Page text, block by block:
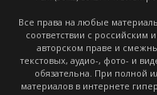
Все права на любые
соответствии с российским
авторском праве и
текстовых, аудио-, фото- и
обязательна. При полной
материалов в интернете